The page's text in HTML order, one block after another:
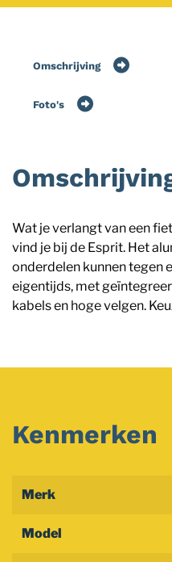
Omschrijving
Foto's
Wat je verlangt van een
vind je bij de Esprit. Het
onderdelen kunnen tegen
eigentijds, met
kabels en hoge velgen.
Kenmerken
Merk
Model